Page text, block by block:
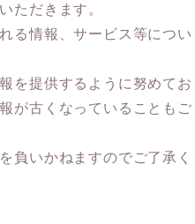
ただきます。
る情報、サービス等につい
を提供するように努めてお
が古くなっていることもご
負いかねますのでご了承く